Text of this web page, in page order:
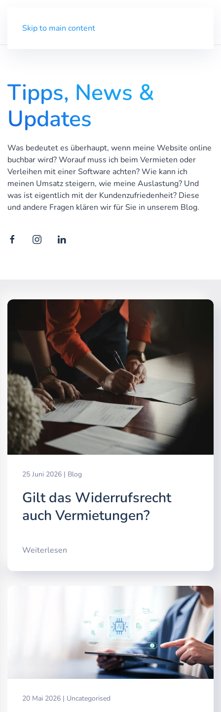
Skip to main content
Tipps, News &
Updates
Was bedeutet es überhaupt, wenn meine Website online
buchbar wird? Worauf muss ich beim Vermieten oder
Verleihen mit einer Software achten? Wie kann ich
meinen Umsatz steigern, wie meine Auslastung? Und
was ist eigentlich mit der Kundenzufriedenheit? Diese
und andere Fragen klären wir für Sie in unserem Blog.
25 Juni 2026 | Blog
Gilt das Widerrufsrecht
auch Vermietungen?
Weiterlesen
20 Mai 2026 | Uncategorised